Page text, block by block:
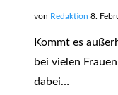
von Redaktion 8.
Kommt es
bei vielen
dabei…